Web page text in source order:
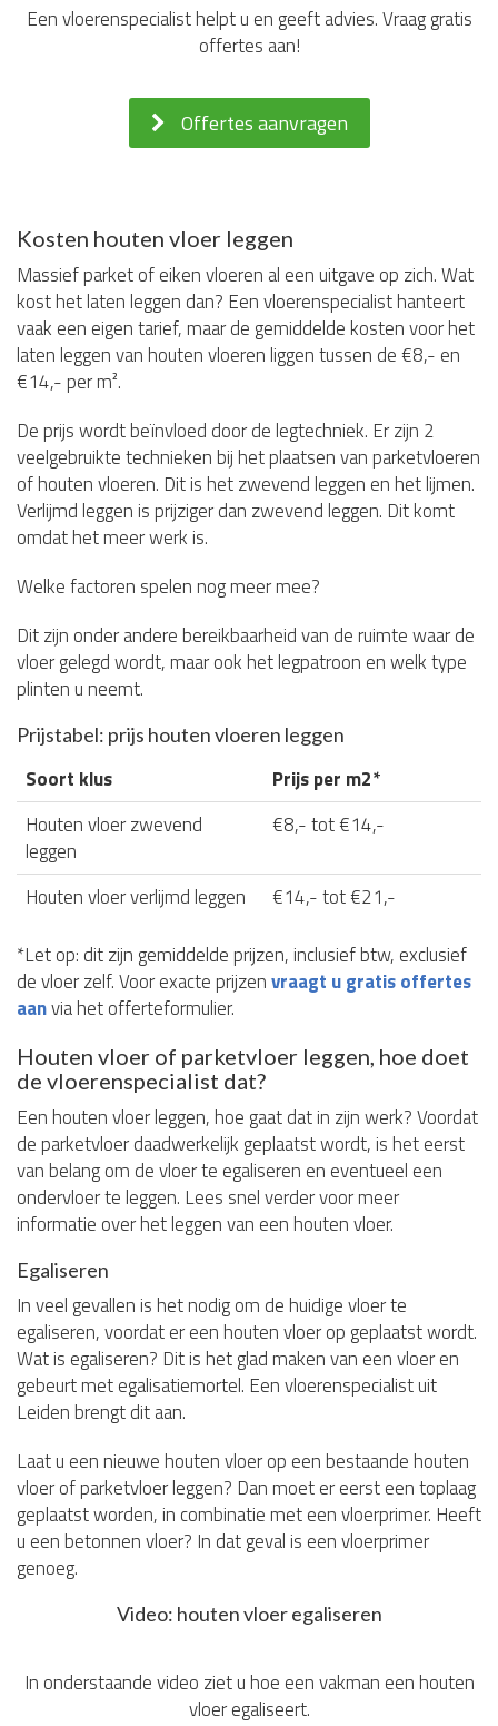
Een vloerenspecialist helpt u en geeft advies. Vraag gratis
offertes aan!
Offertes aanvragen
Kosten houten vloer leggen
Massief parket of eiken vloeren al een uitgave op zich. Wat
kost het laten leggen dan? Een vloerenspecialist hanteert
vaak een eigen tarief, maar de gemiddelde kosten voor het
laten leggen van houten vloeren liggen tussen de €8,- en
€14,- per m².
De prijs wordt beïnvloed door de legtechniek. Er zijn 2
veelgebruikte technieken bij het plaatsen van parketvloeren
of houten vloeren. Dit is het zwevend leggen en het lijmen.
Verlijmd leggen is prijziger dan zwevend leggen. Dit komt
omdat het meer werk is.
Welke factoren spelen nog meer mee?
Dit zijn onder andere bereikbaarheid van de ruimte waar de
vloer gelegd wordt, maar ook het legpatroon en welk type
plinten u neemt.
Prijstabel: prijs houten vloeren leggen
Soort klus
Prijs per m2*
Houten vloer zwevend
leggen
€8,- tot €14,-
Houten vloer verlijmd leggen
€14,- tot €21,-
*Let op: dit zijn gemiddelde prijzen, inclusief btw, exclusief
de vloer zelf. Voor exacte prijzenvraagt u gratis offertes
aanvia het offerteformulier.
Houten vloer of parketvloer leggen, hoe doet
de vloerenspecialist dat?
Een houten vloer leggen, hoe gaat dat in zijn werk? Voordat
de parketvloer daadwerkelijk geplaatst wordt, is het eerst
van belang om de vloer te egaliseren en eventueel een
ondervloer te leggen. Lees snel verder voor meer
informatie over het leggen van een houten vloer.
Egaliseren
In veel gevallen is het nodig om de huidige vloer te
egaliseren, voordat er een houten vloer op geplaatst wordt.
Wat is egaliseren? Dit is het glad maken van een vloer en
gebeurt met egalisatiemortel. Een vloerenspecialist uit
Leiden brengt dit aan.
Laat u een nieuwe houten vloer op een bestaande houten
vloer of parketvloer leggen? Dan moet er eerst een toplaag
geplaatst worden, in combinatie met een vloerprimer. Heeft
u een betonnen vloer? In dat geval is een vloerprimer
genoeg.
Video: houten vloer egaliseren
In onderstaande video ziet u hoe een vakman een houten
vloer egaliseert.